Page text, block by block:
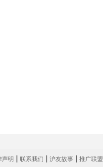
非同寻常的感受 On a
spatiale amricaine et
容”，Novespace的主管
声明 联系我们 沪友故事 推广联盟